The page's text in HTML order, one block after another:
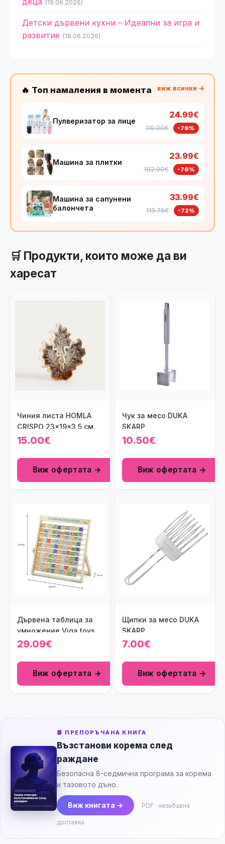
(19.06.2026)
Детски дървени кухни – Идеални за игра и
развитие (18.06.2026)
🔥 Топ намаления в момента виж всички →
Пулверизатор за лице
24.99€
119.00€ -79%
Машина за плитки
23.99€
102.00€ -76%
Машина за сапунени
балончета
33.99€
119.78€ -72%
🛒 Продукти, които може да ви
харесат
Чиния листа HOMLA
CRISPO 23x19x3,5 см.
15.00€
Виж офертата →
Чук за месо DUKA
SKARP
10.50€
Виж офертата →
Дървена таблица за
умножение Viga toys
29.09€
Виж офертата →
Щипки за месо DUKA
SKARP
7.00€
Виж офертата →
📘 ПРЕПОРЪЧАНА КНИГА
Възстанови корема след
раждане
Безопасна 8-седмична програма за корема
и тазовото дъно.
Виж книгата → PDF · незабавна
доставка